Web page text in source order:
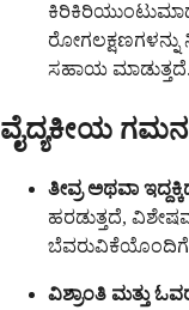
ಸಹಾಯ ಮಾಡುತ್ತದೆ.
ವೈದ್ಯಕೀಯ
ತೀವ್ರ ಅಥವಾ
ಹರಡುತ್ತದೆ,
ವಿಶ್ರಾಂತಿ ಮತ್ತು